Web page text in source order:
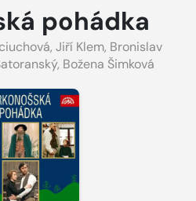
pohádka
, Jiří Klem, Bronislav
, Božena Šimková